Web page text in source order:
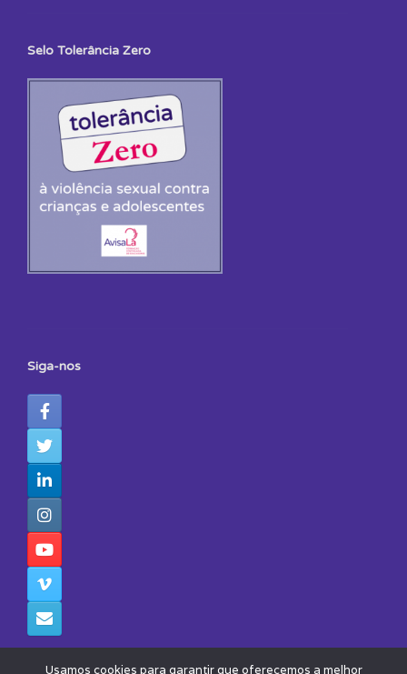
Selo Tolerância Zero
Siga-nos
Usamos cookies para garantir que oferecemos a melhor